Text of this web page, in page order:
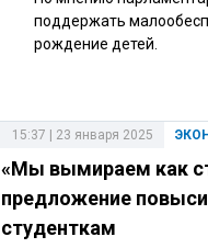
поддержать
рождение детей.
15:37 | 23 января 2025
«Мы вымираем как
предложение
студенткам